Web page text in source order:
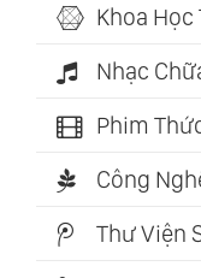
Khoa Học
Nhạc
Phim
Công
Thư Viện